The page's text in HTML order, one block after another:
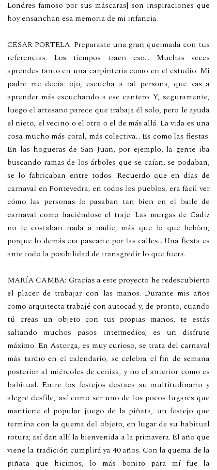
Londres famoso por sus máscaras] son inspiraciones que
hoy ensanchan esa memoria de mi infancia.
CÉSAR PORTELA: Preparaste una gran queimada con tus
referencias. Los tiempos traen eso… Muchas veces
aprendes tanto en una carpintería como en el estudio. Mi
padre me decía: ojo, escucha a tal persona, que vas a
aprender más escuchando a ese cantero. Y, seguramente,
luego el artesano parece que trabaja él solo, pero le ayuda
el nieto, el vecino o el otro o el de más allá. La vida es una
cosa mucho más coral, más colectiva… Es como las fiestas.
En las hogueras de San Juan, por ejemplo, la gente iba
buscando ramas de los árboles que se caían, se podaban,
se lo fabricaban entre todos. Recuerdo que en días de
carnaval en Pontevedra, en todos los pueblos, era fácil ver
cómo las personas lo pasaban tan bien en el baile de
carnaval como haciéndose el traje. Las murgas de Cádiz
no le costaban nada a nadie, más que lo que bebían,
porque lo demás era pasearte por las calles… Una fiesta es
ante todo la posibilidad de transgredir lo que fuera.
MARÍA CAMBA: Gracias a este proyecto he redescubierto
el placer de trabajar con las manos. Durante mis años
como arquitecta trabajé con autocad y, de pronto, cuando
tú creas un objeto con tus propias manos, te estás
saltando muchos pasos intermedios; es un disfrute
máximo. En Astorga, es muy curioso, se trata del carnaval
más tardío en el calendario, se celebra el fin de semana
posterior al miércoles de ceniza, y no el anterior como es
habitual. Entre los festejos destaca su multitudinario y
alegre desfile, así como ser uno de los pocos lugares que
mantiene el popular juego de la piñata, un festejo que
termina con la quema del objeto, en lugar de su habitual
rotura; así dan allí la bienvenida a la primavera. El año que
viene la tradición cumplirá ya 40 años. Con la quema de la
piñata que hicimos, lo más bonito para mí fue la